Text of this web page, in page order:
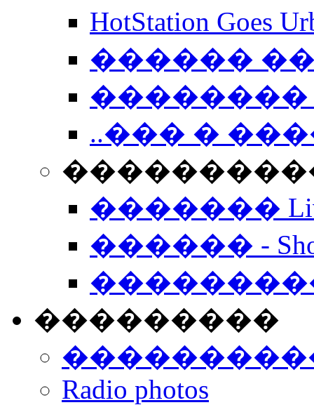
HotStation
������
��������
..��� �
����������
�������
������ -
���������
Radio photos